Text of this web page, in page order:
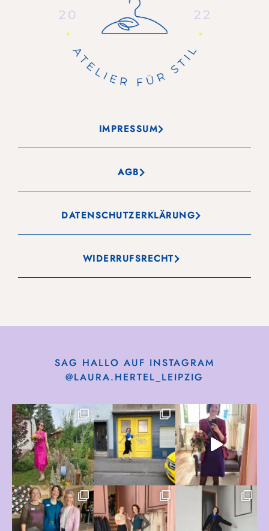
IMPRESSUM
AGB
DATENSCHUTZERKLÄRUNG
WIDERRUFSRECHT
SAG HALLO AUF INSTAGRAM
@LAURA.HERTEL_LEIPZIG